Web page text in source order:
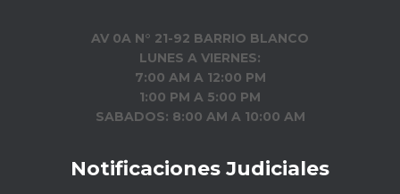
AV 0A N° 21-92 BARRIO BLANCO
LUNES A VIERNES:
7:00 AM A 12:00 PM
1:00 PM A 5:00 PM
SABADOS: 8:00 AM A 10:00 AM
Notificaciones Judiciales